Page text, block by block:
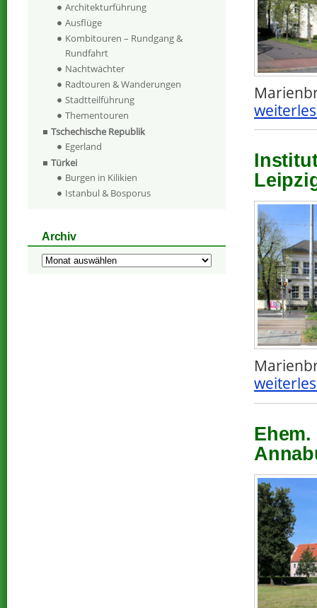
Architekturführung
Ausflüge
Kombitouren – Rundgang &
Rundfahrt
Nachtwächter
Radtouren & Wanderungen
Stadtteilführung
Thementouren
Tschechische Republik
Egerland
Türkei
Burgen in Kilikien
Istanbul & Bosporus
Archiv
Archiv